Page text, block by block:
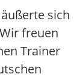
sich
freuen
Trainer